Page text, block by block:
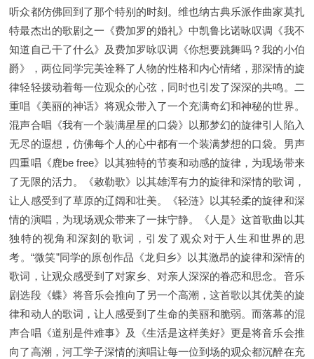
听众都仿佛回到了那个特别的时刻。维也纳古典乐派作曲家莫扎
特最杰出的歌剧之一《费加罗的婚礼》中凯鲁比诺咏叹调《我不
知道自己干了什么》及费加罗咏叹调《你想要跳舞吗？我的小伯
爵》，两位同学完美诠释了人物的性格和内心情绪，那深情的旋
律轻轻拨动着每一位观众的心弦，同时也引发了深深的共鸣。二
重唱《美丽的神话》将观众带入了一个充满奇幻和神秘的世界。
混声合唱《我有一个装满星星的口袋》以那梦幻的旋律引人陷入
无尽的遐想，仿佛每个人的心中都有一个装满梦想的口袋。男声
四重唱《鹿be free》以其独特的节奏和动感的旋律，为现场带来
了无限的活力。《敕勒歌》以其雄浑有力的旋律和深情的歌词，
让人感受到了草原的辽阔和壮美。《轻涟》以其轻柔的旋律和深
情的演唱，为现场观众带来了一抹宁静。《人是》这首歌曲以其
独特的视角和深刻的歌词，引发了观众对于人生和世界的思
考。“微笑”同学的原创作品《龙归乡》以其激昂的旋律和深情的
歌词，让观众感受到了对家乡、对亲人深深的眷恋和思念。音乐
剧选段《蝶》将音乐会推向了另一个高潮，这首歌以其优美的旋
律和动人的歌词，让人感受到了生命的美丽和脆弱。而落幕的混
声合唱《道别是件难事》及《生活是这样美好》更是将音乐会推
向了高潮，河工学子深情的演唱让每一位到场的观众都沉醉在充